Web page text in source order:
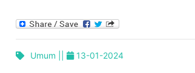
Umum || 13-01-2024